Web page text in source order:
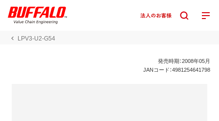
LPV3-U2-G54
発売時期：2008年05月
JANコード：4981254641798